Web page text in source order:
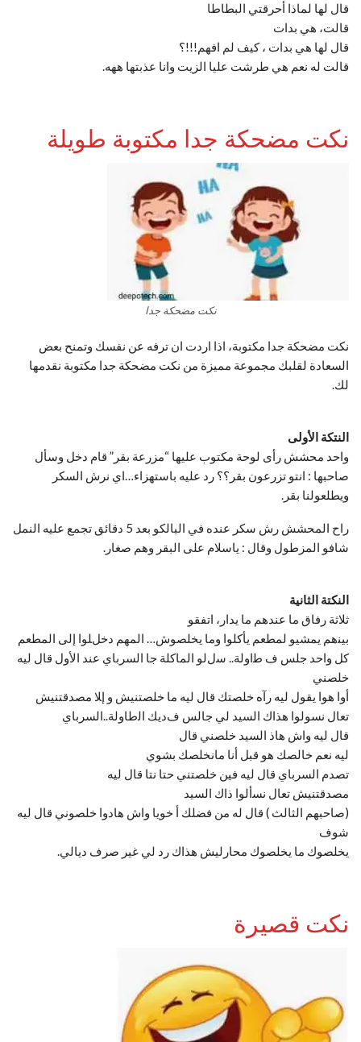
قال لها لماذا أحرقتي البطاطا
قالت، هي بدات
قال لها هي بدات ، كيف لم افهم!!!؟
قالت له نعم هي طرشت عليا الزيت وانا عذبتها ههه.
نكت مضحكة جدا مكتوبة طويلة
نكت مضحكة جدا
نكت مضحكة جدا مكتوبة، اذا اردت ان ترفه عن نفسك وتمنح بعض
السعادة لقلبك مجموعة مميزة من نكت مضحكة جدا مكتوبة نقدمها
لك.
النتكة الأولى
واحد محشش رأى لوحة مكتوب عليها “مزرعة بقر” قام دخل وسأل
صاحبها : انتو تزرعون بقر؟؟ رد عليه باستهزاء…اي نرش السكر
ويطلعولنا بقر.
راح المحشش رش سكر عنده في البالكو بعد 5 دقائق تجمع عليه النمل
شافو المزطول وقال : ياسلام على البقر وهم صغار.
النكتة الثانية
ﺛﻼﺛﺔ رفاق ﻣﺎ ﻋﻨﺪﻫﻢ ﻣﺎ ﻳﺪﺍﺭ، اتفقو
ﺑﻴﻨهم ﻳﻤﺸﻴﻮ ﻟﻤﻄﻌﻢ ﻳﺄﻛﻠﻮﺍ وما ﻳﺨﻠﺼﻮﺵ… اﻟﻤﻬﻢ ﺩخلﻠﻮﺍ إلى اﻟﻤﻄﻌﻢ
ﻛﻞ ﻭﺍﺣﺪ ﺟﻠﺲ ﻑ ﻃاولة.. ﺳلﻟﻮ ﺍﻟﻤﺎﻛﻠﺔ ﺟﺎ ﺍﻟﺴﺮﺑﺎﻱ ﻋﻨﺪ الأﻭﻝ ﻗﺎﻝ ﻟﻴﻪ
ﺧﻠﺼﻨﻲ
ﺃﻭﺍ ﻫﻮﺍ ﻳﻘﻮﻝ ﻟﻴﻪ ﺭﺁﻩ ﺧﻠﺼﺘﻚ ﻗﺎﻝ ﻟﻴﻪ ﻣﺎ ﺧﻠﺼﺘﻨﻴﺶ ﻭ ﺇﻼ ﻣﺼﺪﻗﺘﻨﻴﺶ
تعال ﻧﺴﻮﻟﻮﺍ هذاك ﺍﻟﺴﻴﺪ ﻟﻲ ﺟﺎﻟﺲ ﻑﺩﻳﻚ ﺍﻟطاولة..ﺍﻟﺴﺮﺑﺎﻱ
ﻗﺎﻝ ﻟﻴﻪ ﻭﺍﺵ ﻫﺎﺫ ﺍﻟﺴﻴﺪ ﺧﻠﺼﻨﻲ ﻗﺎﻝ
ﻟﻴﻪ نعم ﺧﺎﻟﺼﻚ هو ﻗﺒﻞ أنا ﻣﺎﻧﺨﻠﺼﻚ ﺑﺸﻮﻱ
ﺗﺼﺪﻡ ﺍﻟﺴﺮﺑﺎﻱ ﻗﺎﻝ ﻟﻴﻪ ﻓﻴﻦ ﺧﻠﺼﺘﻨﻲ ﺣﺘﺎ ﻧﺘﺎ ﻗﺎﻝ ﻟﻴﻪ
مصدقتنيش تعال ﻧﺴأﻟﻮﺍ ﺫﺍﻙ ﺍﻟﺴﻴﺪ
(ﺻﺎﺣﺒﻬﻢ ﺍﻟﺜﺎﻟﺚ ) ﻗﺎﻝ له من فضلك ﺃ ﺧﻮﻳﺎ ﻭﺍﺵ ﻫﺎﺩﻭﺍ ﺧﻠﺼﻮﻧﻲ ﻗﺎﻝ ﻟﻴﻪ
ﺷﻮﻑ
ﻳﺨﻠﺼﻮﻙ ﻣﺎ ﻳﺨﻠﺼﻮﻙ محارليش ﻫﺬﺍﻙ رد لي غير صرف ديالي.
نكت قصيرة